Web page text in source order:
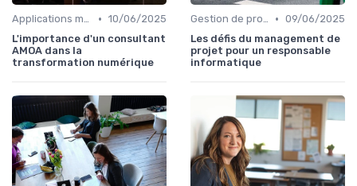
Applications métiers • 10/06/2025
L'importance d'un consultant
AMOA dans la
transformation numérique
Gestion de projets • 09/06/2025
Les défis du management de
projet pour un responsable
informatique